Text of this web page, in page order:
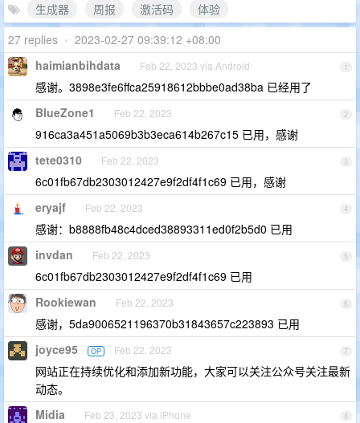
生成器 周报 激活码
体验
27 replies • 2023-02-27 09:39:12 +08:00
1
haimianbihdata Feb 22, 2023 via Android
感谢。3898e3fe6ffca25918612bbbe0ad38ba 已经用了
2
BlueZone1 Feb 22, 2023
916ca3a451a5069b3b3eca614b267c15 已用，感谢
3
tete0310 Feb 22, 2023
6c01fb67db2303012427e9f2df4f1c69 已用，感谢
4
eryajf Feb 22, 2023
感谢：b8888fb48c4dced38893311ed0f2b5d0 已用
5
invdan Feb 22, 2023
6c01fb67db2303012427e9f2df4f1c69 已用
6
Rookiewan Feb 22, 2023
感谢，5da9006521196370b31843657c223893 已用
7
joyce95 OP Feb 22, 2023
网站正在持续优化和添加新功能，大家可以关注公众号关注最新
动态。
8
Midia Feb 23, 2023 via iPhone